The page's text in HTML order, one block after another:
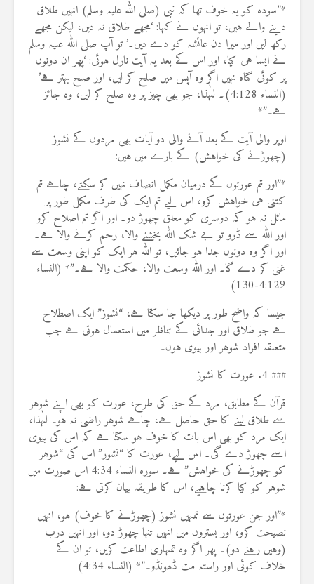
*”سودہ کو یہ خوف تھا کہ نبی (صلی اللہ علیہ وسلم) انہیں طلاق
دینے والے ہیں، تو انہوں نے کہا: ‘مجھے طلاق نہ دیں، لیکن مجھے
رکھ لیں اور میرا دن عائشہ کو دے دیں۔’ تو آپ صلی اللہ علیہ وسلم
نے ایسا ہی کیا، اور اس کے بعد یہ آیت نازل ہوئی: ‘پھر ان دونوں
پر کوئی گناہ نہیں اگر وہ آپس میں صلح کر لیں، اور صلح بہتر ہے’
(النساء 4:128)۔ لہٰذا، جو بھی چیز پر وہ صلح کر لیں، وہ جائز
ہے۔”*
اوپر والی آیت کے بعد آنے والی دو آیات بھی مردوں کے نشوز
(چھوڑنے کی خواہش) کے بارے میں ہیں:
*”اور تم عورتوں کے درمیان مکمل انصاف نہیں کر سکتے، چاہے تم
کتنی ہی خواہش کرو، اس لیے تم ایک کی طرف مکمل طور پر
مائل نہ ہو کہ دوسری کو معلق چھوڑ دو۔ اور اگر تم اصلاح کرو
اور اللہ سے ڈرو تو بے شک اللہ بخشنے والا، رحم کرنے والا ہے۔
اور اگر وہ دونوں جدا ہو جائیں، تو اللہ ہر ایک کو اپنی وسعت سے
غنی کر دے گا۔ اور اللہ وسعت والا، حکمت والا ہے۔”* (النساء
4:129-130)
جیسا کہ واضح طور پر دیکھا جا سکتا ہے، “نشوز” ایک اصطلاح
ہے جو طلاق اور جدائی کے تناظر میں استعمال ہوتی ہے جب
متعلقہ افراد شوہر اور بیوی ہوں۔
### 4. عورت کا نشوز
قرآن کے مطابق، مرد کے حق کی طرح، عورت کو بھی اپنے شوہر
سے طلاق لینے کا حق حاصل ہے، چاہے شوہر راضی نہ ہو۔ لہٰذا،
ایک مرد کو بھی اس بات کا خوف ہو سکتا ہے کہ اس کی بیوی
اسے چھوڑ دے گی۔ اس لیے، عورت کا “نشوز” اس کی “شوہر
کو چھوڑنے کی خواہش” ہے۔ سورہ النساء 4:34 اس صورت میں
شوہر کو کیا کرنا چاہیے، اس کا طریقہ بیان کرتی ہے:
*”اور جن عورتوں سے تمہیں نشوز (چھوڑنے کا خوف) ہو، انہیں
نصیحت کرو، اور بستروں میں انہیں تنہا چھوڑ دو، اور انہیں درب
(وہیں رہنے دو)۔ پھر اگر وہ تمہاری اطاعت کریں، تو ان کے
خلاف کوئی اور راستہ مت ڈھونڈو۔”* (النساء 4:34)